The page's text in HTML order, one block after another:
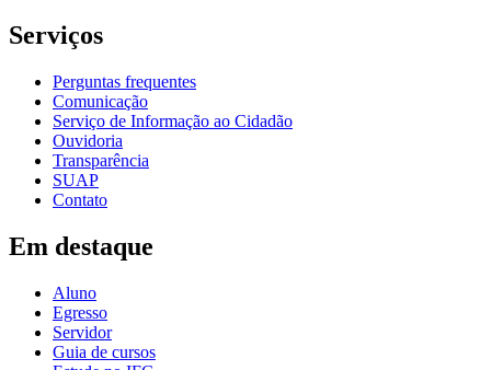
Serviços
Perguntas frequentes
Comunicação
Serviço de Informação ao Cidadão
Ouvidoria
Transparência
SUAP
Contato
Em destaque
Aluno
Egresso
Servidor
Guia de cursos